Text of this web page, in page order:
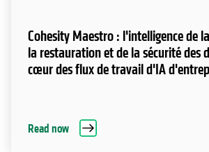
Cohesity Maestro : l'intelligence de
la restauration et de la sécurité des
cœur des flux de travail d'IA
Read now